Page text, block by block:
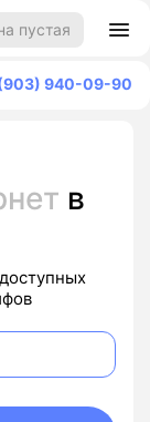
пустая
940-09-90
в